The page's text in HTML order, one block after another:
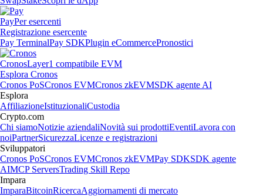
PayPer esercenti
Registrazione esercente
Pay TerminalPay SDKPlugin eCommercePronostici
CronosLayer1 compatibile EVM
Esplora Cronos
Cronos PoSCronos EVMCronos zkEVMSDK agente AI
Esplora
AffiliazioneIstituzionaliCustodia
Crypto.com
Chi siamoNotizie aziendaliNovità sui prodottiEventiLavora con
noiPartnerSicurezzaLicenze e registrazioni
Sviluppatori
Cronos PoSCronos EVMCronos zkEVMPay SDKSDK agente
AIMCP ServersTrading Skill Repo
Impara
ImparaBitcoinRicercaAggiornamenti di mercato